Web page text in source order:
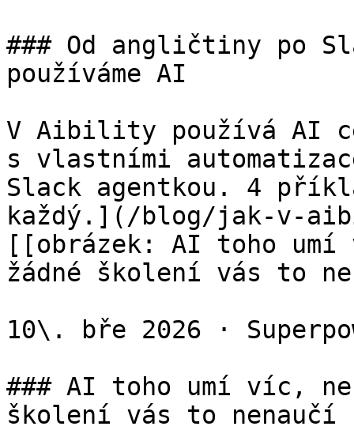
### Od angličtiny po
používáme AI
V Aibility používá AI
s vlastními
Slack agentkou. 4
každý.](/blog/jak-v-
[[obrázek: AI toho
žádné školení vás to
10\. bře 2026 ·
### AI toho umí víc,
školení vás to nenaučí